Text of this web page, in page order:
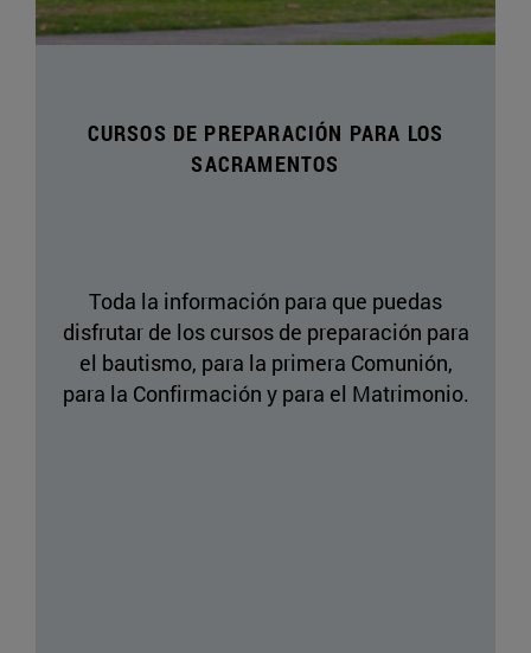
CURSOS DE PREPARACIÓN PARA LOS
SACRAMENTOS
Toda la información para que puedas
disfrutar de los cursos de preparación para
el bautismo, para la primera Comunión,
para la Confirmación y para el Matrimonio.